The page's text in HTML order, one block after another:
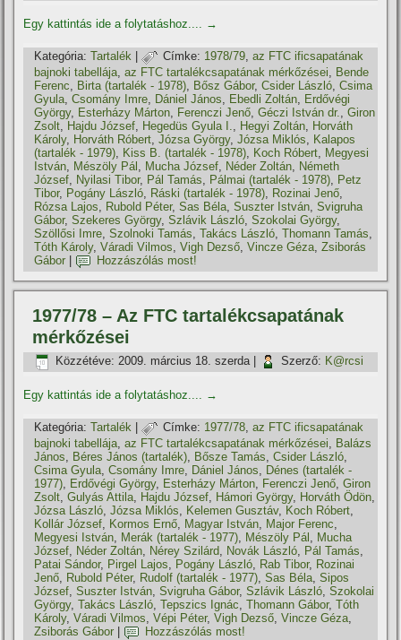
Egy kattintás ide a folytatáshoz.... →
Kategória: Tartalék | Címke: 1978/79,az FTC ificsapatának
bajnoki tabellája,az FTC tartalékcsapatának mérkőzései, Bende
Ferenc, Birta (tartalék - 1978), Bősz Gábor,Csider László,Csima
Gyula,Csomány Imre, Dániel János, Ebedli Zoltán, Erdővégi
György, Esterházy Márton, Ferenczi Jenő,Géczi István dr.,Giron
Zsolt, Hajdu József, Hegedüs Gyula I., Hegyi Zoltán, Horváth
Károly, Horváth Róbert,Józsa György,Józsa Miklós, Kalapos
(tartalék - 1979), Kiss B. (tartalék - 1978), Koch Róbert, Megyesi
István, Mészöly Pál , Mucha József, Néder Zoltán, Németh
József, Nyilasi Tibor, Pál Tamás, Pálmai (tartalék - 1978), Petz
Tibor, Pogány László, Ráski (tartalék - 1978), Rozinai Jenő,
Rózsa Lajos, Rubold Péter,Sas Béla,Suszter István,Svigruha
Gábor,Szekeres György,Szlávik László,Szokolai György,
Szöllősi Imre,Szolnoki Tamás,Takács László,Thomann Tamás,
Tóth Károly,Váradi Vilmos,Vigh Dezső,Vincze Géza,Zsiborás
Gábor
Hozzászólás most!
1977/78 – Az FTC tartalékcsapatának
mérkőzései
Közzétéve: 2009. március 18. szerda| Szerző: K@rcsi
Egy kattintás ide a folytatáshoz.... →
Kategória: Tartalék | Címke: 1977/78,az FTC ificsapatának
bajnoki tabellája,az FTC tartalékcsapatának mérkőzései, Balázs
János, Béres János (tartalék), Bősze Tamás,Csider László,
Csima Gyula,Csomány Imre, Dániel János, Dénes (tartalék -
1977), Erdővégi György, Esterházy Márton, Ferenczi Jenő,Giron
Zsolt,Gulyás Attila, Hajdu József, Hámori György, Horváth Ödön,
Józsa László,Józsa Miklós, Kelemen Gusztáv, Koch Róbert,
Kollár József, Kormos Ernő, Magyar István, Major Ferenc,
Megyesi István, Merák (tartalék - 1977), Mészöly Pál , Mucha
József, Néder Zoltán, Nérey Szilárd, Novák László, Pál Tamás,
Patai Sándor, Pirgel Lajos, Pogány László, Rab Tibor, Rozinai
Jenő, Rubold Péter, Rudolf (tartalék - 1977),Sas Béla,Sipos
József,Suszter István,Svigruha Gábor,Szlávik László,Szokolai
György,Takács László,Tepszics Ignác,Thomann Gábor,Tóth
Károly,Váradi Vilmos,Vépi Péter,Vigh Dezső,Vincze Géza,
Zsiborás Gábor
Hozzászólás most!